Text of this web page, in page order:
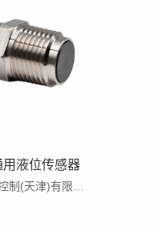
液位传感器